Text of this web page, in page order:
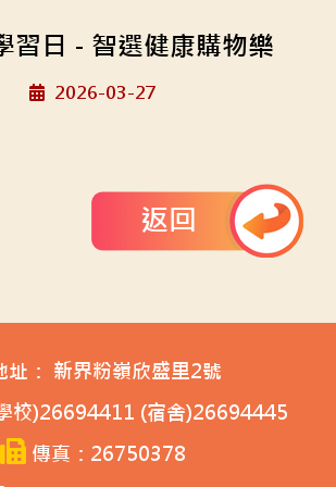
習日 - 智選健康購物樂
2026-03-27
返回
址： 新界粉嶺欣盛里2號
校)26694411 (宿舍)26694445
傳真：26750378